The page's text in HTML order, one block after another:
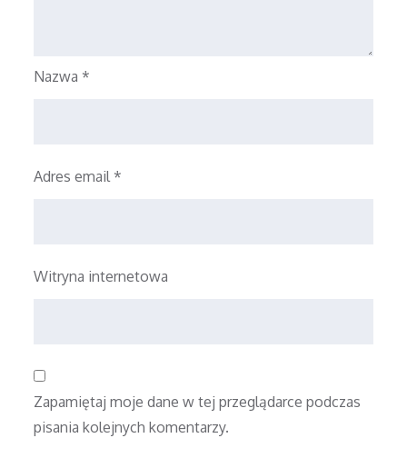
Nazwa *
Adres email *
Witryna internetowa
Zapamiętaj moje dane w tej przeglądarce podczas
pisania kolejnych komentarzy.